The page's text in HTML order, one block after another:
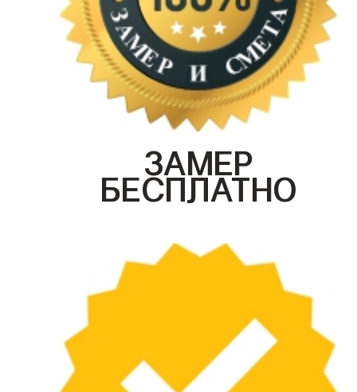
ЗАМЕР
БЕСПЛАТНО